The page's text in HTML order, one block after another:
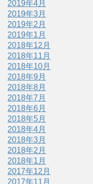
2019年4月
2019年3月
2019年2月
2019年1月
2018年12月
2018年11月
2018年10月
2018年9月
2018年8月
2018年7月
2018年6月
2018年5月
2018年4月
2018年3月
2018年2月
2018年1月
2017年12月
2017年11月